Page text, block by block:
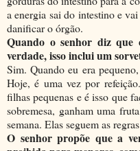
a energia sai do intestino e
danificar o órgão.
Quando o senhor diz que
verdade, isso inclui um
Sim. Quando eu era
Hoje, é uma vez por
filhas pequenas e é isso que
sobremesa, ganham uma
semana. Elas seguem as
O senhor propõe que a